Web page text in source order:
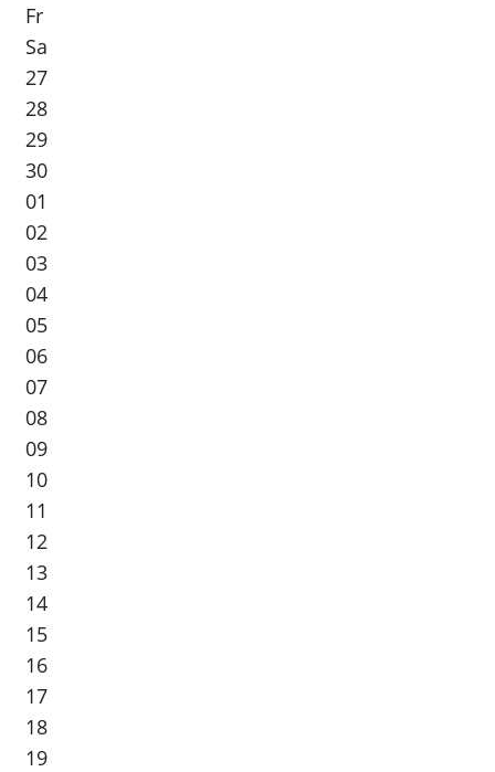
Fr
Sa
27
28
29
30
01
02
03
04
05
06
07
08
09
10
11
12
13
14
15
16
17
18
19